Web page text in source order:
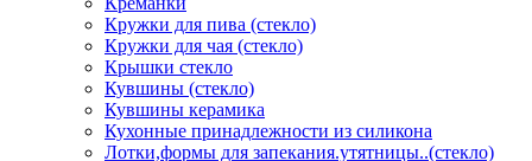
Кружки для пива (стекло)
Кружки для чая (стекло)
Крышки стекло
Кувшины (стекло)
Кувшины керамика
Кухонные принадлежности из силикона
Лотки,формы для запекания.утятницы..(стекло)